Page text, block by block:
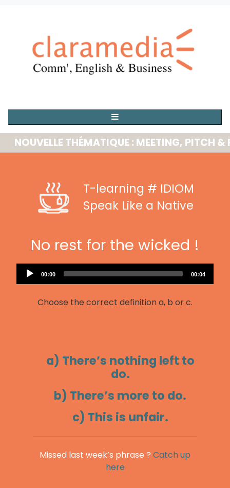
THÉMATIQUE : MEETING, PITCH &
T-learning # IDIOM
Speak Like a Native
No rest for the wicked !
Audio
Player
Current
00:00
Total
00:04
Choose the correct definition a, b or c.
a) There’s nothing left to
do.
b) There’s more to do.
c) This is unfair.
Missed last week’s phrase ? Catch up
here